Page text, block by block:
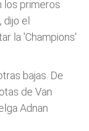
los primeros
dijo el
la 'Champions'
bajas. De
de Van
Adnan